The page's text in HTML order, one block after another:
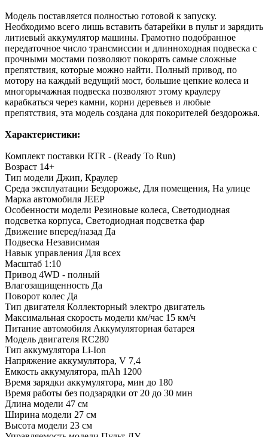
Модель поставляется полностью готовой к запуску.
Необходимо всего лишь вставить батарейки в пульт и зарядить
литиевый аккумулятор машины. Грамотно подобранное
передаточное число трансмиссии и длинноходная подвеска с
прочными мостами позволяют покорять самые сложные
препятствия, которые можно найти. Полный привод, по
мотору на каждый ведущий мост, большие цепкие колеса и
многорычажная подвеска позволяют этому краулеру
карабкаться через камни, корни деревьев и любые
препятствия, эта модель создана для покорителей бездорожья.
Характеристики:
Комплект поставки RTR - (Ready To Run)
Возраст 14+
Тип модели Джип, Краулер
Среда эксплуатации Бездорожье, Для помещения, На улице
Марка автомобиля JEEP
Особенности модели Резиновые колеса, Светодиодная
подсветка корпуса, Светодиодная подсветка фар
Движение вперед/назад Да
Подвеска Независимая
Навык управления Для всех
Масштаб 1:10
Привод 4WD - полный
Влагозащищенность Да
Поворот колес Да
Тип двигателя Коллекторный электро двигатель
Максимальная скорость модели км/час 15 км/ч
Питание автомобиля Аккумуляторная батарея
Модель двигателя RC280
Тип аккумулятора Li-Ion
Напряжение аккумулятора, V 7,4
Емкость аккумулятора, mAh 1200
Время зарядки аккумулятора, мин до 180
Время работы без подзарядки от 20 до 30 мин
Длина модели 47 см
Ширина модели 27 см
Высота модели 23 см